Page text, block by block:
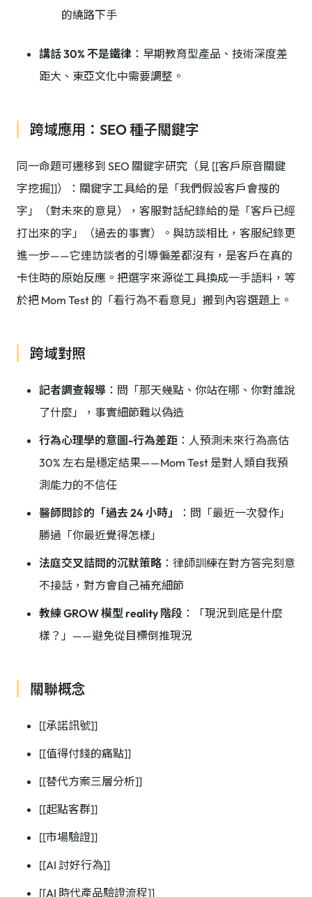
的繞路下手
講話 30% 不是鐵律 ：早期教育型產品、技術深度差
距大、東亞文化中需要調整。
跨域應用：SEO 種子關鍵字
同一命題可遷移到 SEO 關鍵字研究（見 [[客戶原音關鍵
字挖掘]]）：關鍵字工具給的是「我們假設客戶會搜的
字」（對未來的意見），客服對話紀錄給的是「客戶已經
打出來的字」（過去的事實）。與訪談相比，客服紀錄更
進一步——它連訪談者的引導偏差都沒有，是客戶在真的
卡住時的原始反應。把選字來源從工具換成一手語料，等
於把 Mom Test 的「看行為不看意見」搬到內容選題上。
跨域對照
記者調查報導 ：問「那天幾點、你站在哪、你對誰說
了什麼」，事實細節難以偽造
行為心理學的意圖-行為差距 ：人預測未來行為高估
30% 左右是穩定結果——Mom Test 是對人類自我預
測能力的不信任
醫師問診的「過去 24 小時」
：問「最近一次發作」
勝過「你最近覺得怎樣」
法庭交叉詰問的沉默策略 ：律師訓練在對方答完刻意
不接話，對方會自己補充細節
教練 GROW 模型 reality 階段 ：「現況到底是什麼
樣？」——避免從目標倒推現況
關聯概念
[[承諾訊號]]
[[值得付錢的痛點]]
[[替代方案三層分析]]
[[起點客群]]
[[市場驗證]]
[[AI 討好行為]]
[[AI 時代產品驗證流程]]